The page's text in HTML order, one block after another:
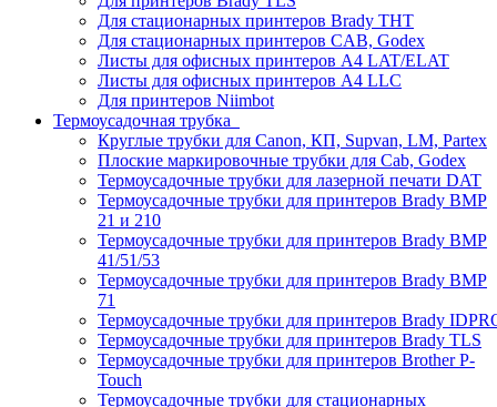
Для стационарных принтеров Brady THT
Для стационарных принтеров CAB, Godex
Листы для офисных принтеров А4 LAT/ELAT
Листы для офисных принтеров А4 LLC
Для принтеров Niimbot
Термоусадочная трубка
Круглые трубки для Canon, КП, Supvan, LM, Partex
Плоские маркировочные трубки для Cab, Godex
Термоусадочные трубки для лазерной печати DAT
Термоусадочные трубки для принтеров Brady BMP
21 и 210
Термоусадочные трубки для принтеров Brady BMP
41/51/53
Термоусадочные трубки для принтеров Brady BMP
71
Термоусадочные трубки для принтеров Brady
Термоусадочные трубки для принтеров Brady TLS
Термоусадочные трубки для принтеров Brother P-
Touch
Термоусадочные трубки для стационарных